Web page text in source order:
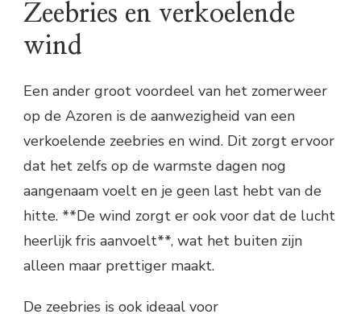
Zeebries en verkoelende
wind
Een ander groot voordeel van het zomerweer
op de Azoren is de aanwezigheid van een
verkoelende zeebries en wind. Dit zorgt ervoor
dat het zelfs op de warmste dagen nog
aangenaam voelt en je geen last hebt van de
hitte. **De wind zorgt er ook voor dat de lucht
heerlijk fris aanvoelt**, wat het buiten zijn
alleen maar prettiger maakt.
De zeebries is ook ideaal voor